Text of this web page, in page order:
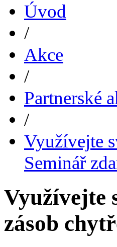
Úvod
/
Akce
/
Partnerské
/
Využívejte
Seminář
Využívejte
zásob